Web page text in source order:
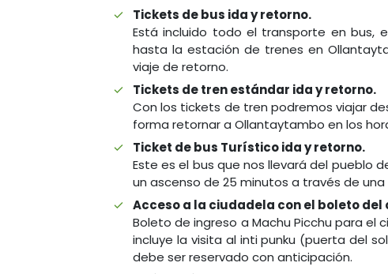
Tickets de bus ida y retorno.
Está incluido todo el transporte en bus,
hasta la estación de trenes en
viaje de retorno.
Tickets de tren estándar ida y retorno.
Con los tickets de tren podremos viajar
forma retornar a Ollantaytambo en los
Ticket de bus Turístico ida y retorno.
Este es el bus que nos llevará del pueblo
un ascenso de 25 minutos a través de
Acceso a la ciudadela con el boleto
Boleto de ingreso a Machu Picchu para el
incluye la visita al inti punku (puerta del
debe ser reservado con anticipación.